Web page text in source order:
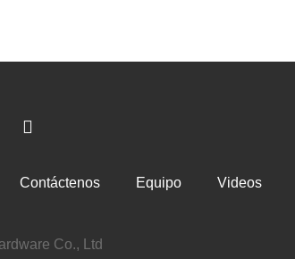
Contáctenos Equipo Videos
Co., Ltd